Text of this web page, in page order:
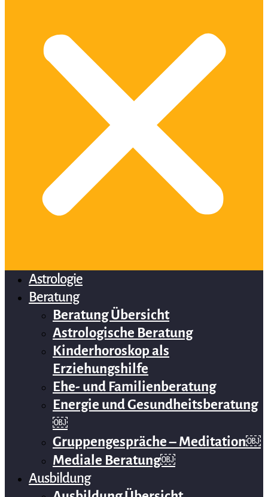
Astrologie
Beratung
Beratung Übersicht
Astrologische Beratung
Kinderhoroskop als
Erziehungshilfe
Ehe- und Familienberatung
Energie und Gesundheitsberatung
￼
Gruppengespräche – Meditation￼
Mediale Beratung￼
Ausbildung